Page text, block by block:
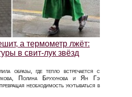
а термометр лжёт:
в свит-лук звёзд
образы, где тепло встречается с
Полина Брухунова и Ян Гэ
необходимость укутываться в